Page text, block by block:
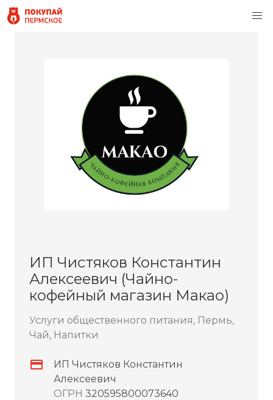
ИП Чистяков Константин
Алексеевич (Чайно-
кофейный магазин Макао)
Услуги общественного питания, Пермь,
Чай, Напитки
ИП Чистяков Константин
Алексеевич
ОГРН 320595800073640